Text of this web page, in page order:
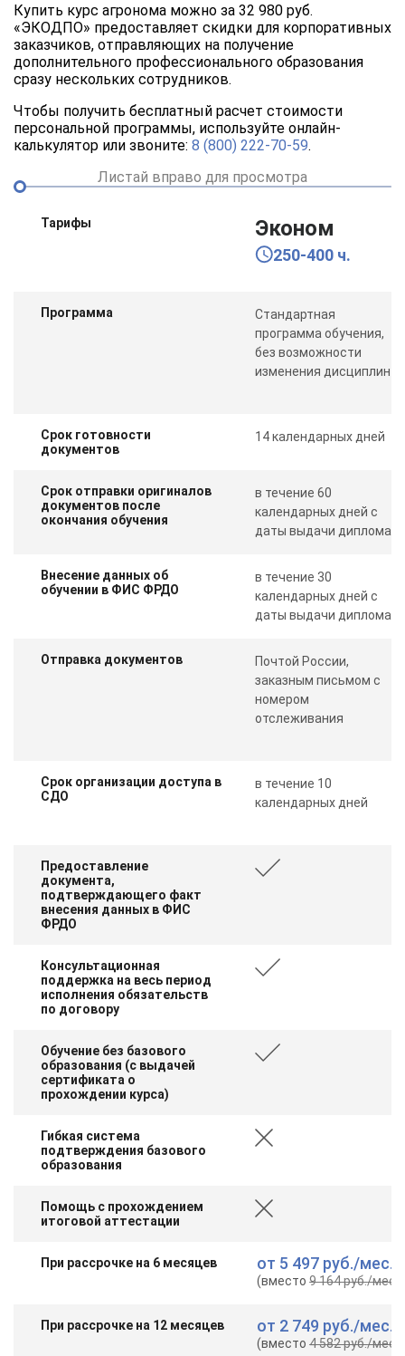
Купить курс агронома можно за 32 980 руб.
«ЭКОДПО» предоставляет скидки для корпоративных
заказчиков, отправляющих на получение
дополнительного профессионального образования
сразу нескольких сотрудников.
Чтобы получить бесплатный расчет стоимости
персональной программы, используйте онлайн-
калькулятор или звоните: 8 (800) 222-70-59.
Листай вправо для просмотра
Тарифы Эконом
250-400 ч.
Программа
Стандартная
программа обучения,
без возможности
изменения дисциплин
Срок готовности
документов
14 календарных дней
Срок отправки оригиналов
документов после
окончания обучения
в течение 60
календарных дней с
даты выдачи диплома
Внесение данных об
обучении в ФИС ФРДО
в течение 30
календарных дней с
даты выдачи диплома
Отправка документов
Почтой России,
заказным письмом с
номером
отслеживания
Срок организации доступа в
СДО
в течение 10
календарных дней
Предоставление
документа,
подтверждающего факт
внесения данных в ФИС
ФРДО
Консультационная
поддержка на весь период
исполнения обязательств
по договору
Обучение без базового
образования (с выдачей
сертификата о
прохождении курса)
Гибкая система
подтверждения базового
образования
Помощь с прохождением
итоговой аттестации
При рассрочке на 6 месяцев от 5 497 руб./мес.
(вместо9 164 руб./мес.
При рассрочке на 12 месяцев от 2 749 руб./мес.
(вместо4 582 руб./мес.